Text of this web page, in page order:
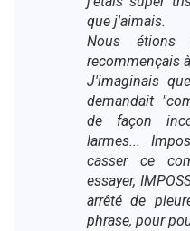
que j'aimais.
Nous
recommençais
J'imaginais
demandait
de façon
larmes...
casser ce
essayer,
arrêté de
phrase, pour